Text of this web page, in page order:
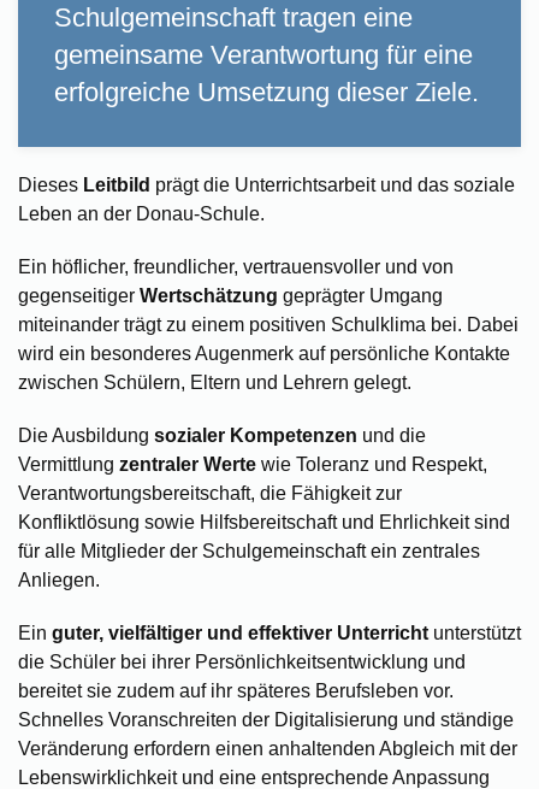
Schulgemeinschaft tragen eine
gemeinsame Verantwortung für eine
erfolgreiche Umsetzung dieser Ziele.
Dieses Leitbild prägt die Unterrichtsarbeit und das soziale
Leben an der Donau-Schule.
Ein höflicher, freundlicher, vertrauensvoller und von
gegenseitiger Wertschätzung geprägter Umgang
miteinander trägt zu einem positiven Schulklima bei. Dabei
wird ein besonderes Augenmerk auf persönliche Kontakte
zwischen Schülern, Eltern und Lehrern gelegt.
Die Ausbildung sozialer Kompetenzen und die
Vermittlung zentraler Werte wie Toleranz und Respekt,
Verantwortungsbereitschaft, die Fähigkeit zur
Konfliktlösung sowie Hilfsbereitschaft und Ehrlichkeit sind
für alle Mitglieder der Schulgemeinschaft ein zentrales
Anliegen.
Ein guter, vielfältiger und effektiver Unterricht unterstützt
die Schüler bei ihrer Persönlichkeitsentwicklung und
bereitet sie zudem auf ihr späteres Berufsleben vor.
Schnelles Voranschreiten der Digitalisierung und ständige
Veränderung erfordern einen anhaltenden Abgleich mit der
Lebenswirklichkeit und eine entsprechende Anpassung